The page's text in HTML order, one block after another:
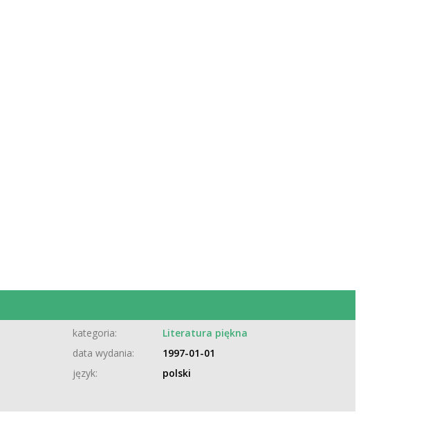
kategoria:
Literatura piękna
data wydania:
1997-01-01
język:
polski